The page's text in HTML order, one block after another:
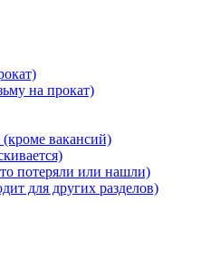
на прокат)
вакансий)
потеряли или нашли)
для других разделов)